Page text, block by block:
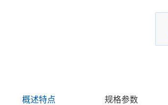
概述特点 规格参数